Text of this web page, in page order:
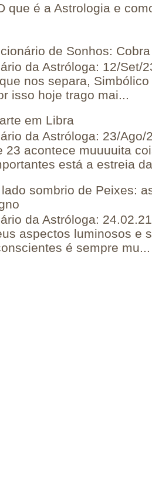
que é a Astrologia e
de Sonhos: Cobra
da Astróloga: 12/Set/
nos separa,
isso hoje trago mai...
em Libra
da Astróloga: 23/
23 acontece muuuuita
está a estreia
lado sombrio de Peixes:
da Astróloga:
aspectos luminosos e
é sempre mu...